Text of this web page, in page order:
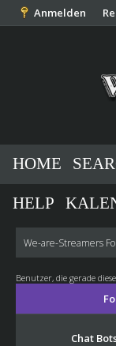
Anmelden
HOME
HELP
We-are-Streamers
Benutzer, die gerade
Chat